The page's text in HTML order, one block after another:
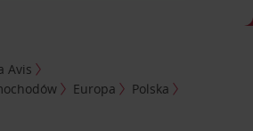
Avis
Europa
Polska